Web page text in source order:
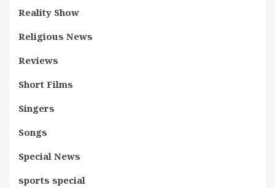
Reality Show
Religious News
Reviews
Short Films
Singers
Songs
Special News
sports special